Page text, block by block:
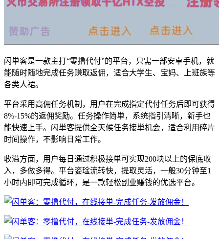
闪単客是一款主打“零撸代付”的平台，只需一部安卓手机，就
能随时随地完成任务赚取返佣，适合大学生、宝妈、上班族等
各类人裙。
平台采用高佣任务机制，用户在完成指定代付任务后即可获得
8%-15%的返佣奖励。任务操作简単，系统指引清晰，新手也
能快速上手。闪単客提供全天候任务接単机会，适合利用碎片
时间操作，不影响日常工作。
收溢方面，用户每日通过积极接単可实现200块以上的保底收
入，多做多得。平台姿琻流转快，提取灵活，一般30分钟至1
小时内即可完成循环，是一款轻松副业赚钱的优选平台。